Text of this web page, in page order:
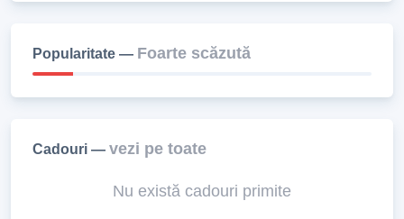
Popularitate — Foarte scăzută
Cadouri — vezi pe toate
Nu există cadouri primite